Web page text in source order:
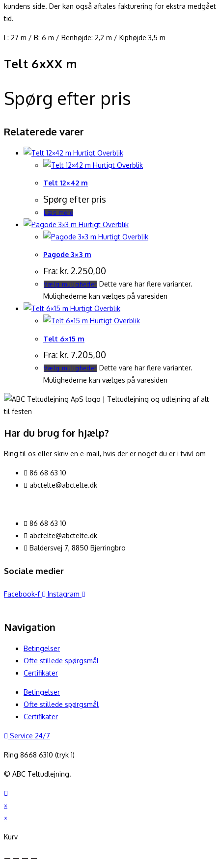
kundens side. Der kan også aftales fakturering for ekstra medgået
tid.
L: 27 m / B: 6 m / Benhøjde: 2,2 m / Kiphøjde 3,5 m
Telt 6xXX m
Spørg efter pris
Relaterede varer
Hurtigt Overblik
Hurtigt Overblik
Telt 12×42 m
Spørg efter pris
Læs mere
Hurtigt Overblik
Hurtigt Overblik
Pagode 3×3 m
Fra: kr. 2.250,00
Vælg muligheder Dette vare har flere varianter.
Mulighederne kan vælges på varesiden
Hurtigt Overblik
Hurtigt Overblik
Telt 6×15 m
Fra: kr. 7.205,00
Vælg muligheder Dette vare har flere varianter.
Mulighederne kan vælges på varesiden
Har du brug for hjælp?
Ring til os eller skriv en e-mail, hvis der er noget du er i tvivl om
86 68 63 10
abctelte@abctelte.dk
86 68 63 10
abctelte@abctelte.dk
Baldersvej 7, 8850 Bjerringbro
Sociale medier
Facebook-f Instagram
Navigation
Betingelser
Ofte stillede spørgsmål
Certifikater
Betingelser
Ofte stillede spørgsmål
Certifikater
Service 24/7
Ring 8668 6310 (tryk 1)
© ABC Teltudlejning.
×
×
Kurv